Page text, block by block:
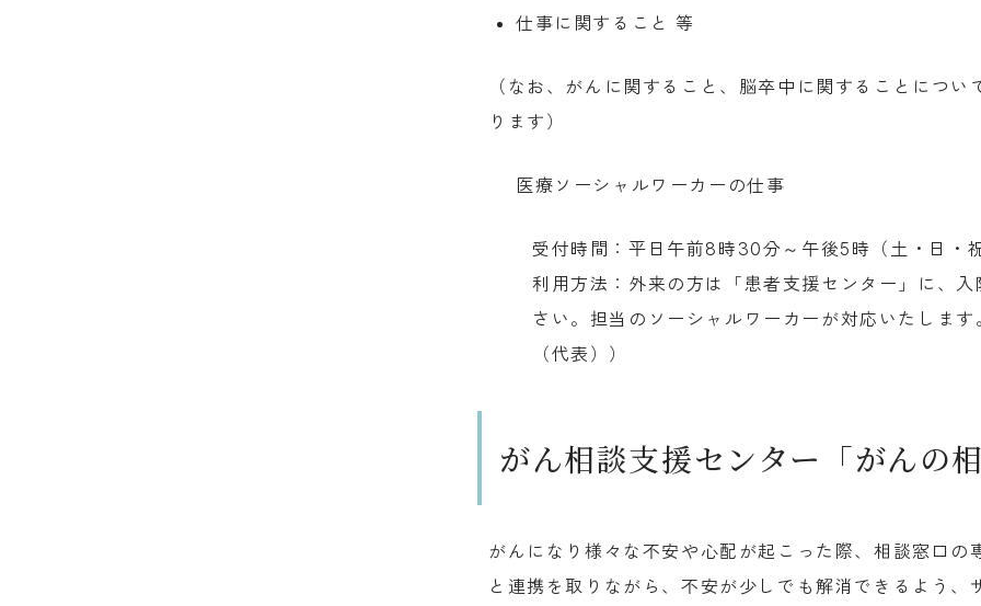
仕事に関すること 等
（なお、がんに関すること、脳卒中に関することにつ
ります）
医療ソーシャルワーカーの仕事
受付時間：平日午前8時30分～午後5時（土・日・
利用方法：外来の方は「患者支援センター」に、
さい。担当のソーシャルワーカーが対応いたしま
（代表））
がん相談支援センター「がんの相
がんになり様々な不安や心配が起こった際、相談窓口の
と連携を取りながら、不安が少しでも解消できるよう、